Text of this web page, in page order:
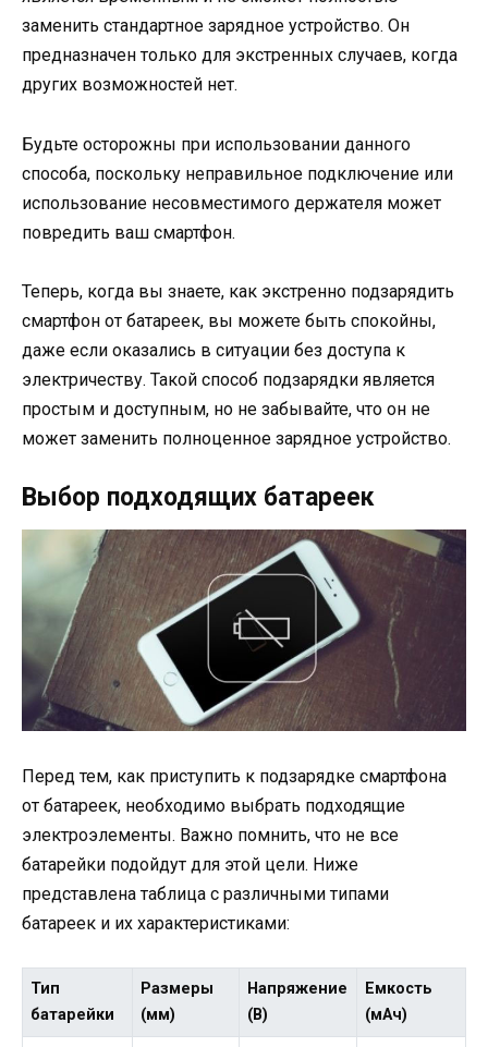
заменить стандартное зарядное устройство. Он
предназначен только для экстренных случаев, когда
других возможностей нет.
Будьте осторожны при использовании данного
способа, поскольку неправильное подключение или
использование несовместимого держателя может
повредить ваш смартфон.
Теперь, когда вы знаете, как экстренно подзарядить
смартфон от батареек, вы можете быть спокойны,
даже если оказались в ситуации без доступа к
электричеству. Такой способ подзарядки является
простым и доступным, но не забывайте, что он не
может заменить полноценное зарядное устройство.
Выбор подходящих батареек
Перед тем, как приступить к подзарядке смартфона
от батареек, необходимо выбрать подходящие
электроэлементы. Важно помнить, что не все
батарейки подойдут для этой цели. Ниже
представлена таблица с различными типами
батареек и их характеристиками:
Тип
батарейки
Размеры
(мм)
Напряжение
(В)
Емкость
(мАч)